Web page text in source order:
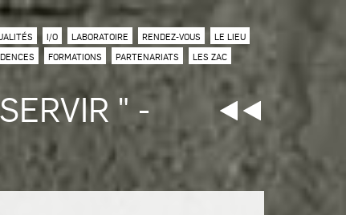
I/O LABORATOIRE RENDEZ-VOUS
LE LIEU
FORMATIONS PARTENARIATS LES ZAC
" -